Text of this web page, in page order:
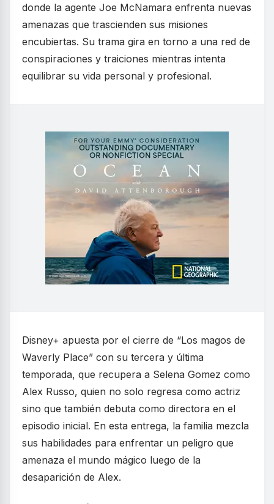
donde la agente Joe McNamara enfrenta nuevas
amenazas que trascienden sus misiones
encubiertas. Su trama gira en torno a una red de
conspiraciones y traiciones mientras intenta
equilibrar su vida personal y profesional.
Disney+ apuesta por el cierre de “Los magos de
Waverly Place” con su tercera y última
temporada, que recupera a Selena Gomez como
Alex Russo, quien no solo regresa como actriz
sino que también debuta como directora en el
episodio inicial. En esta entrega, la familia mezcla
sus habilidades para enfrentar un peligro que
amenaza el mundo mágico luego de la
desaparición de Alex.